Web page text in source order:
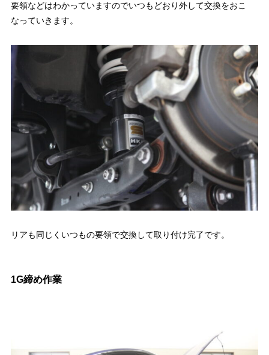
要領などはわかっていますのでいつもどおり外して交換をおこ
なっていきます。
リアも同じくいつもの要領で交換して取り付け完了です。
1G締め作業